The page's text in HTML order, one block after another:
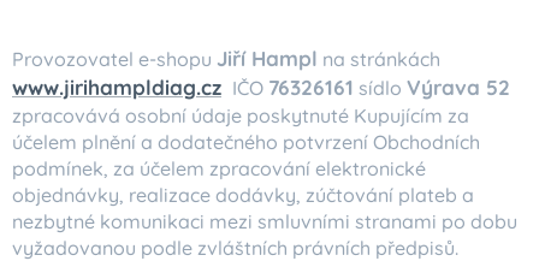
Provozovatel e-shopu Jiří Hampl na stránkách
www.jirihampldiag.cz IČO 76326161 sídlo Výrava 52
zpracovává osobní údaje poskytnuté Kupujícím za
účelem plnění a dodatečného potvrzení Obchodních
podmínek, za účelem zpracování elektronické
objednávky, realizace dodávky, zúčtování plateb a
nezbytné komunikaci mezi smluvními stranami po dobu
vyžadovanou podle zvláštních právních předpisů.